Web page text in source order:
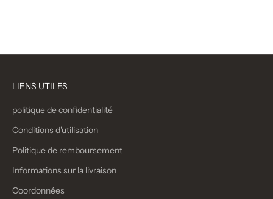
LIENS UTILES
politique de confidentialité
Conditions d'utilisation
Politique de remboursement
Informations sur la livraison
Coordonnées